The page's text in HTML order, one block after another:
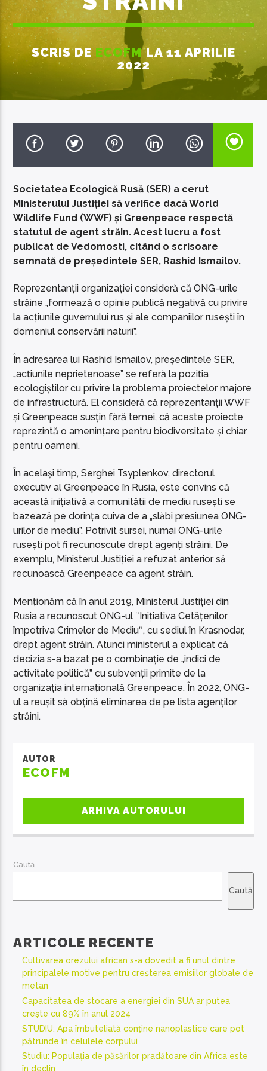
EcoFM Chisinau
SCRIS DE ECOFMLA 11 APRILIE
2022
Societatea Ecologică Rusă (SER) a cerut
Ministerului Justiției să verifice dacă World
Wildlife Fund (WWF) și Greenpeace respectă
statutul de agent străin. Acest lucru a fost
publicat de Vedomosti, citând o scrisoare
semnată de președintele SER, Rashid Ismailov.
Reprezentanții organizației consideră că ONG-urile
străine „formează o opinie publică negativă cu privire
la acțiunile guvernului rus și ale companiilor rusești în
domeniul conservării naturii”.
În adresarea lui Rashid Ismailov, președintele SER,
„acțiunile neprietenoase” se referă la poziția
ecologiștilor cu privire la problema proiectelor majore
de infrastructură. El consideră că reprezentanții WWF
și Greenpeace susțin fără temei, că aceste proiecte
reprezintă o amenințare pentru biodiversitate și chiar
pentru oameni.
În același timp, Serghei Tsyplenkov, directorul
executiv al Greenpeace în Rusia, este convins că
această inițiativă a comunității de mediu rusești se
bazează pe dorința cuiva de a „slăbi presiunea ONG-
urilor de mediu”. Potrivit sursei, numai ONG-urile
rusești pot fi recunoscute drept agenți străini. De
exemplu, Ministerul Justiției a refuzat anterior să
recunoască Greenpeace ca agent străin.
Menționăm că în anul 2019, Ministerul Justiției din
Rusia a recunoscut ONG-ul ʺInițiativa Cetățenilor
împotriva Crimelor de Mediuʺ, cu sediul în Krasnodar,
drept agent străin. Atunci ministerul a explicat că
decizia s-a bazat pe o combinație de „indici de
activitate politică” cu subvenții primite de la
organizația internațională Greenpeace. În 2022, ONG-
ul a reușit să obțină eliminarea de pe lista agenților
străini.
AUTOR
ECOFM
ARHIVA AUTORULUI
Caută
Caută
ARTICOLE RECENTE
Cultivarea orezului african s-a dovedit a fi unul dintre
principalele motive pentru creșterea emisiilor globale de
metan
Capacitatea de stocare a energiei din SUA ar putea
crește cu 89% în anul 2024
STUDIU: Apa îmbuteliată conține nanoplastice care pot
pătrunde în celulele corpului
Studiu: Populația de păsărilor pradătoare din Africa este
în declin